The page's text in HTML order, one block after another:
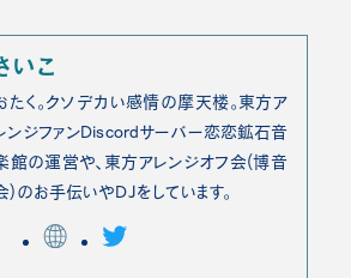
いこ
たく。クソデカい感情の摩天楼。東方ア
ンジファンDiscordサーバー恋恋鉱石音
館の運営や、東方アレンジオフ会(博音
)のお手伝いやDJをしています。